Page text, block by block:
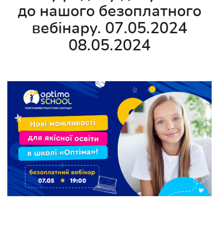
до нашого безоплатного
вебінару. 07.05.2024
08.05.2024